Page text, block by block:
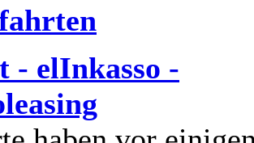
- elInkasso -